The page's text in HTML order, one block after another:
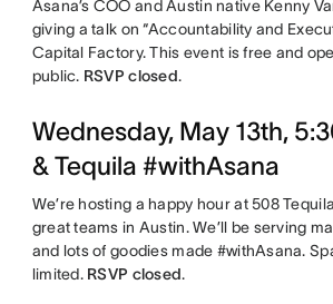
Asana’s COO and Austin native Kenny
giving a talk on “Accountability and
Capital Factory. This event is free and
public. RSVP closed.
Wednesday, May 13th,
& Tequila #withAsana
We’re hosting a happy hour at 508
great teams in Austin. We’ll be serving
and lots of goodies made #withAsana.
limited. RSVP closed.